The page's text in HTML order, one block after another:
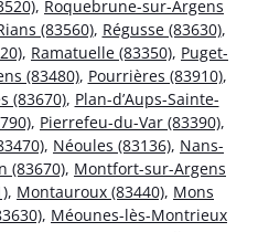
, Roquebrune-sur-Argens
(83560), Régusse (83630),
, Ramatuelle (83350), Puget-
(83480), Pourrières (83910),
(83670), Plan-d’Aups-Sainte-
, Pierrefeu-du-Var (83390),
, Néoules (83136), Nans-
(83670), Montfort-sur-Argens
, Montauroux (83440), Mons
, Méounes-lès-Montrieux